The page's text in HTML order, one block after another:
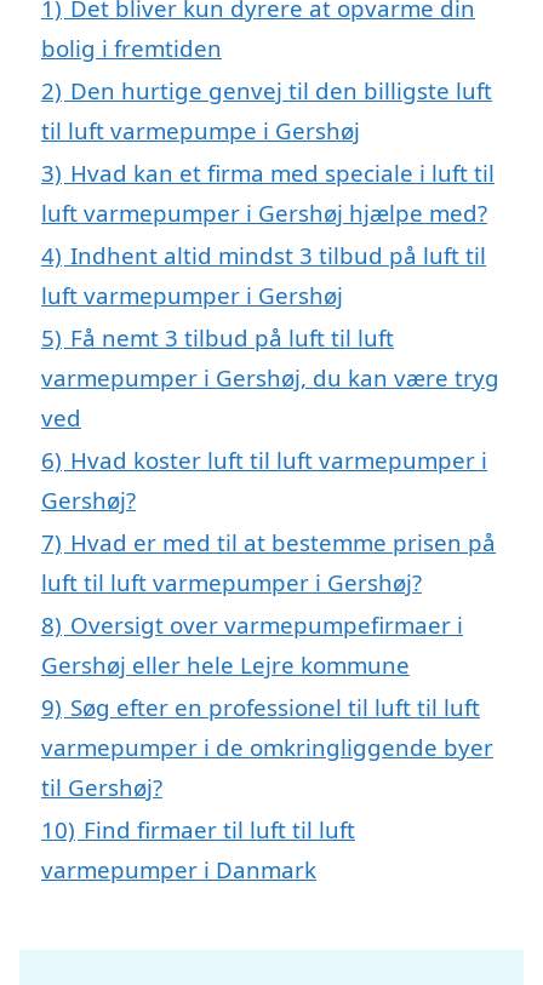
1) Det bliver kun dyrere at opvarme din
bolig i fremtiden
2) Den hurtige genvej til den billigste luft
til luft varmepumpe i Gershøj
3) Hvad kan et firma med speciale i luft til
luft varmepumper i Gershøj hjælpe med?
4) Indhent altid mindst 3 tilbud på luft til
luft varmepumper i Gershøj
5) Få nemt 3 tilbud på luft til luft
varmepumper i Gershøj, du kan være tryg
ved
6) Hvad koster luft til luft varmepumper i
Gershøj?
7) Hvad er med til at bestemme prisen på
luft til luft varmepumper i Gershøj?
8) Oversigt over varmepumpefirmaer i
Gershøj eller hele Lejre kommune
9) Søg efter en professionel til luft til luft
varmepumper i de omkringliggende byer
til Gershøj?
10) Find firmaer til luft til luft
varmepumper i Danmark